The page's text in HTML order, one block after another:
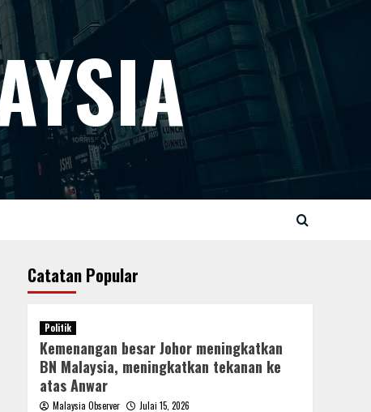
Catatan Popular
Politik
Kemenangan besar Johor meningkatkan
BN Malaysia, meningkatkan tekanan ke
atas Anwar
Malaysia Observer Julai 15, 2026